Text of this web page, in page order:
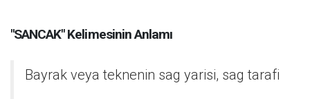
"SANCAK" Kelimesinin Anlamı
Bayrak veya teknenin sag yarisi, sag tarafi